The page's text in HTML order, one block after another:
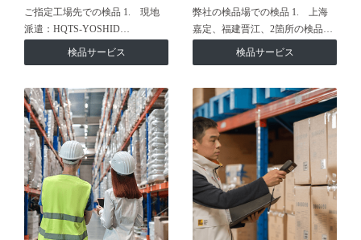
ご指定工場先での検品 1. 現地
派遣：HQTS-YOSHID…
検品サービス
弊社の検品場での検品 1. 上海
嘉定、福建晋江、2箇所の検品…
検品サービス